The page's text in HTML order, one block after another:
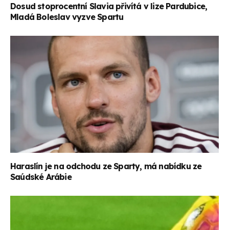
Dosud stoprocentní Slavia přivítá v lize Pardubice,
Mladá Boleslav vyzve Spartu
Haraslín je na odchodu ze Sparty, má nabídku ze
Saúdské Arábie